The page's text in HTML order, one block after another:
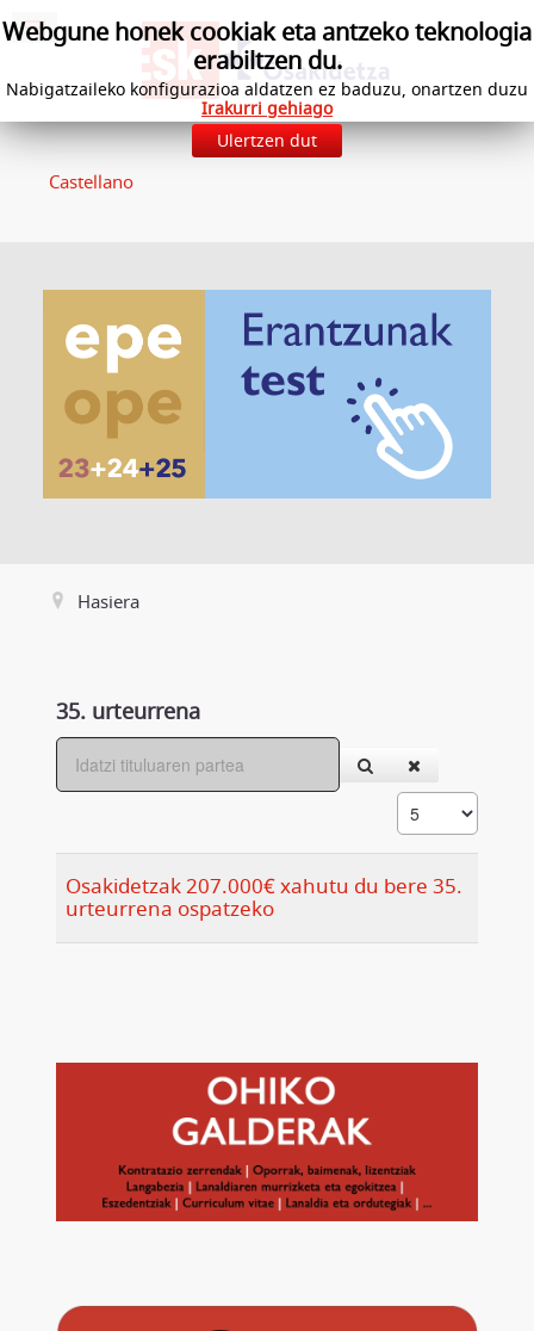
Castellano
Hasiera
35. urteurrena
Osakidetzak 207.000€ xahutu du bere 35.
urteurrena ospatzeko
Webgune honek cookiak eta antzeko teknologia
erabiltzen du.
Nabigatzaileko konfigurazioa aldatzen ez baduzu, onartzen duzu
Irakurri gehiago
Ulertzen dut